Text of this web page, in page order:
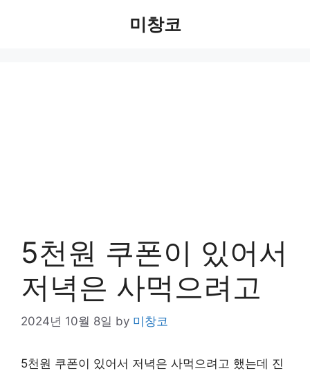
미창코
5천원 쿠폰이 있어서
저녁은 사먹으려고
2024년 10월 8일 by 미창코
5천원 쿠폰이 있어서 저녁은 사먹으려고 했는데 진